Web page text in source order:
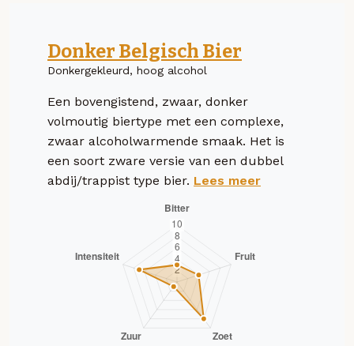
Donker Belgisch Bier
Donkergekleurd, hoog alcohol
Een bovengistend, zwaar, donker
volmoutig biertype met een complexe,
zwaar alcoholwarmende smaak. Het is
een soort zware versie van een dubbel
abdij/trappist type bier. Lees meer